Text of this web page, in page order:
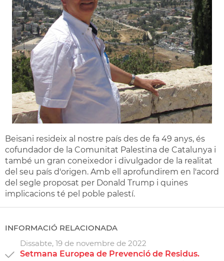
Beisani resideix al nostre país des de fa 49 anys, és
cofundador de la Comunitat Palestina de Catalunya i
també un gran coneixedor i divulgador de la realitat
del seu país d'origen. Amb ell aprofundirem en l'acord
del segle proposat per Donald Trump i quines
implicacions té pel poble palestí.
INFORMACIÓ RELACIONADA
Dissabte, 19 de novembre de 2022
Setmana Europea de Prevenció de Residus.